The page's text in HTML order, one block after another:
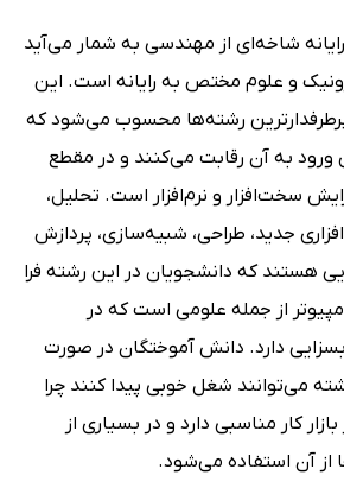
شاخه‌ای از مهندسی به شمار می‌آید
و علوم مختص به رایانه است. این
رشته‌ها محسوب می‌شود که
ورود به آن رقابت می‌کنند و در مقطع
سخت‌افزار و نرم‌افزار است. تحلیل،
جدید، طراحی، شبیه‌سازی، پردازش
هستند که دانشجویان در این رشته فرا
از جمله علومی است که در
دارد. دانش آموختگان در صورت
می‌توانند شغل خوبی پیدا کنند چرا
کار مناسبی دارد و در بسیاری از
از آن استفاده می‌شود.